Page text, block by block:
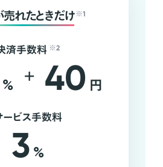
れたときだけ ※1
済手数料 ※2
% + 40 円
ービス手数料
3 %